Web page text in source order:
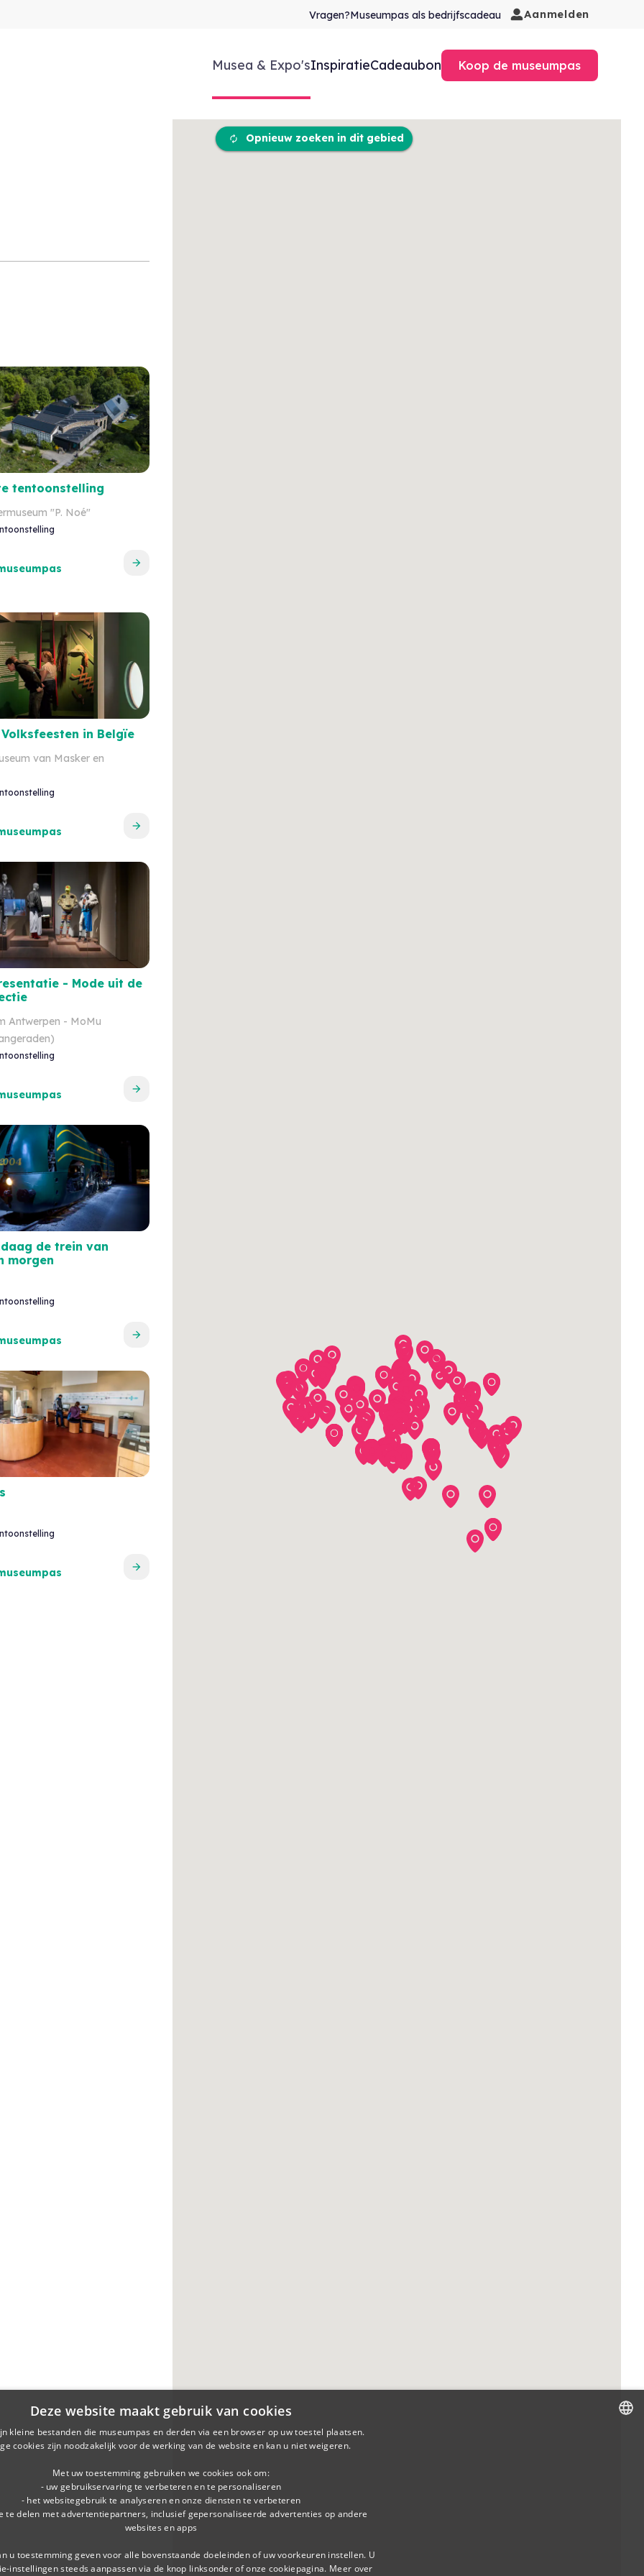
Vragen?Museumpas als bedrijfscadeau Aanmelden
Musea & Expo'sInspiratieCadeaubon Koop de museumpas
tentoonstelling
"P. Noé"
Volksfeesten in Belgïe
van Masker en
- Mode uit de
Antwerpen - MoMu
de trein van
morgen
Opnieuw zoeken in dit gebied
Deze website maakt gebruik van cookies
kleine bestanden die museumpas en derden via een browser op uw toestel plaatsen.
cookies zijn noodzakelijk voor de werking van de website en kan u niet weigeren.
Met uw toestemming gebruiken we cookies ook om:
- uw gebruikservaring te verbeteren en te personaliseren
- het websitegebruik te analyseren en onze diensten te verbeteren
te delen met advertentiepartners, inclusief gepersonaliseerde advertenties op andere
websites en apps
u toestemming geven voor alle bovenstaande doeleinden of uw voorkeuren instellen. U
instellingen steeds aanpassen via de knop linksonder of onze cookiepagina. Meer over